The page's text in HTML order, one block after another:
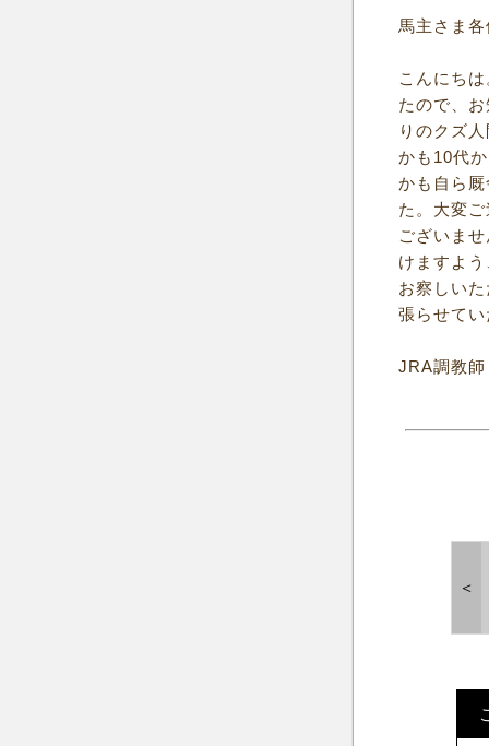
馬主さま各
こんにち
たので、
りのクズ
かも10代
かも自ら
た。大変
ございま
けますよ
お察しい
張らせて
JRA調教
＜